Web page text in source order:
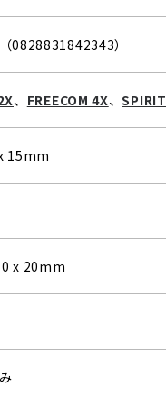
0828831842343）
、 FREECOM 4X、SPIRIT
15mm
x 20mm